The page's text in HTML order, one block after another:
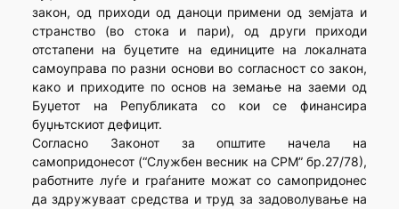
закон, од приходи од даноци примени од земјата и
странство (во стока и пари), од други приходи
отстапени на буцетите на единиците на локалната
самоуправа по разни основи во согласност со закон,
како и приходите по основ на земање на заеми од
Буџетот на Републиката со кои се финансира
буџњтскиот дефицит.
Согласно Законот за општите начела на
самопридонесот (“Службен весник на СРМ” бр.27/78),
работните луѓе и граѓаните можат со самопридонес
да здружуваат средства и труд за задоволување на